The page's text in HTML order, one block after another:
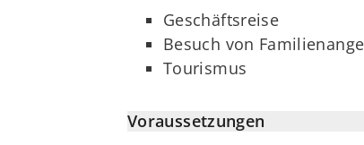
Geschäftsreise
Besuch von
Tourismus
Voraussetzungen